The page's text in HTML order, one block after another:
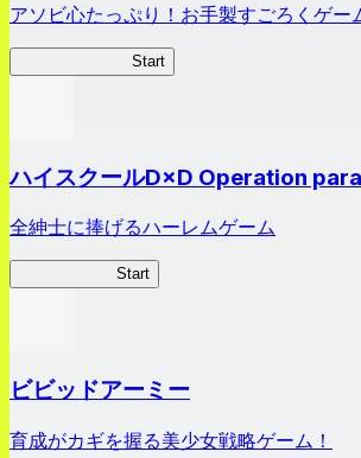
アソビ心たっぷり！お手製すごろくゲー
Start
ハイスクールD×D Operation
全紳士に捧げるハーレムゲーム
Start
ビビッドアーミー
育成がカギを握る美少女戦略ゲーム！